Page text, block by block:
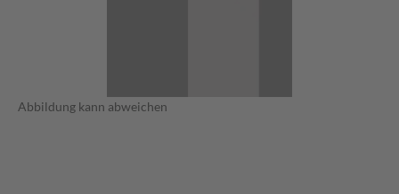
Abbildung kann abweichen